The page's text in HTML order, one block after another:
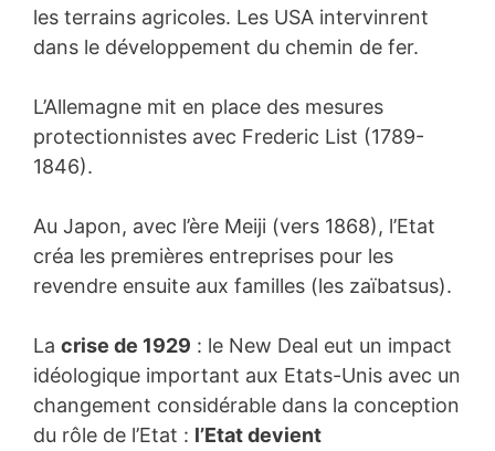
les terrains agricoles. Les USA intervinrent
dans le développement du chemin de fer.
L’Allemagne mit en place des mesures
protectionnistes avec Frederic List (1789-
1846).
Au Japon, avec l’ère Meiji (vers 1868), l’Etat
créa les premières entreprises pour les
revendre ensuite aux familles (les zaïbatsus).
La crise de 1929 : le New Deal eut un impact
idéologique important aux Etats-Unis avec un
changement considérable dans la conception
du rôle de l’Etat : l’Etat devient